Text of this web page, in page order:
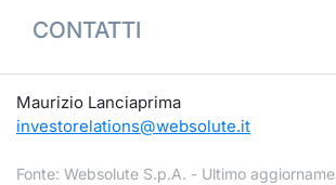
CONTATTI
Maurizio Lanciaprima
investorelations@websolute.it
Fonte: Websolute S.p.A. - Ultimo